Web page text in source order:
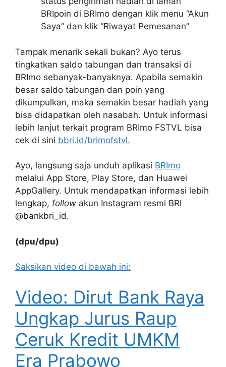
BRIpoin di BRImo dengan klik menu “Akun
Saya” dan klik “Riwayat Pemesanan”
Tampak menarik sekali bukan? Ayo terus
tingkatkan saldo tabungan dan transaksi di
BRImo sebanyak-banyaknya. Apabila semakin
besar saldo tabungan dan poin yang
dikumpulkan, maka semakin besar hadiah yang
bisa didapatkan oleh nasabah. Untuk informasi
lebih lanjut terkait program BRImo FSTVL bisa
cek di sini bbri.id/brimofstvl.
Ayo, langsung saja unduh aplikasi BRImo
melalui App Store, Play Store, dan Huawei
AppGallery. Untuk mendapatkan informasi lebih
lengkap, follow akun Instagram resmi BRI
@bankbri_id.
(dpu/dpu)
Saksikan video di bawah ini:
Video: Dirut Bank Raya
Ungkap Jurus Raup
Ceruk Kredit UMKM
Era Prabowo